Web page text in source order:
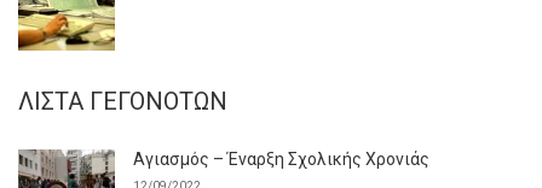
ΛΊΣΤΑ ΓΕΓΟΝΌΤΩΝ
Αγιασμός – Έναρξη Σχολικής Χρονιάς